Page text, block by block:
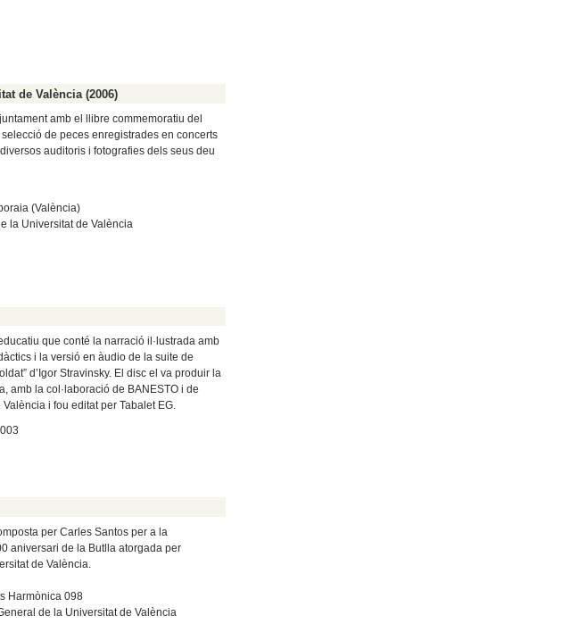
de València (2006)
amb el llibre commemoratiu del
de peces enregistrades en concerts
auditoris i fotografies dels seus deu
(València)
la Universitat de València
que conté la narració il·lustrada amb
i la versió en àudio de la suite de
d’Igor Stravinsky. El disc el va produir la
amb la col·laboració de BANESTO i de
València i fou editat per Tabalet EG.
per Carles Santos per a la
aniversari de la Butlla atorgada per
de València.
Harmònica 098
de la Universitat de València